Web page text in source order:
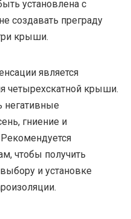
установлена с
создавать преграду
крыши.
является
четырехскатной крыши.
негативные
гниение и
чтобы получить
и установке